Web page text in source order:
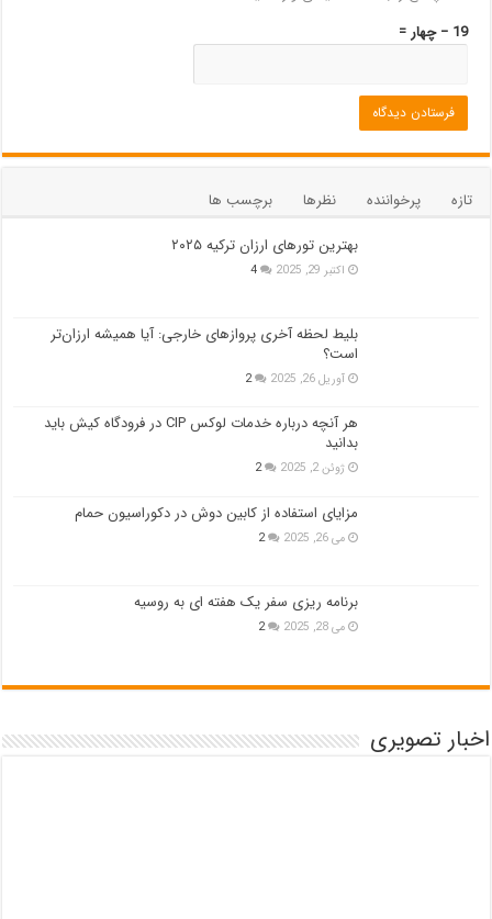
19 − چهار =
تازه پرخواننده نظرها
برچسب ها
بهترین تورهای ارزان ترکیه ۲۰۲۵
اکتبر 29, 2025 4
بلیط لحظه آخری پروازهای خارجی: آیا همیشه ارزان‌تر
است؟
آوریل 26, 2025 2
هر آنچه درباره خدمات لوکس CIP در فرودگاه‌ کیش باید
بدانید
ژوئن 2, 2025 2
مزایای استفاده از کابین دوش در دکوراسیون حمام
می 26, 2025 2
برنامه ریزی سفر یک هفته ای به روسیه
می 28, 2025 2
اخبار تصویری